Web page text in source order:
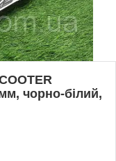
чорно-білий,